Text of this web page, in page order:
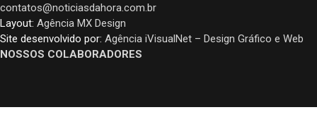
contatos@noticiasdahora.com.br
Layout: Agência MX Design
Site desenvolvido por: Agência iVisualNet – Design Gráfico e Web
NOSSOS COLABORADORES